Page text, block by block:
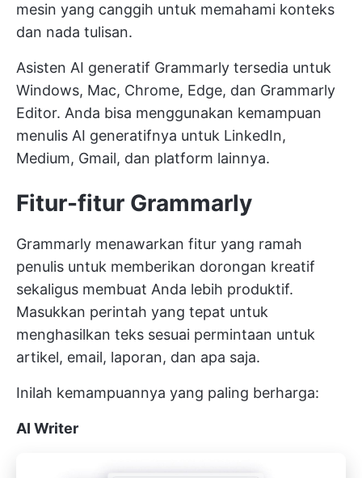
mesin yang canggih untuk memahami konteks
dan nada tulisan.
Asisten AI generatif Grammarly tersedia untuk
Windows, Mac, Chrome, Edge, dan Grammarly
Editor. Anda bisa menggunakan kemampuan
menulis AI generatifnya untuk LinkedIn,
Medium, Gmail, dan platform lainnya.
Fitur-fitur Grammarly
Grammarly menawarkan fitur yang ramah
penulis untuk memberikan dorongan kreatif
sekaligus membuat Anda lebih produktif.
Masukkan perintah yang tepat untuk
menghasilkan teks sesuai permintaan untuk
artikel, email, laporan, dan apa saja.
Inilah kemampuannya yang paling berharga:
AI Writer